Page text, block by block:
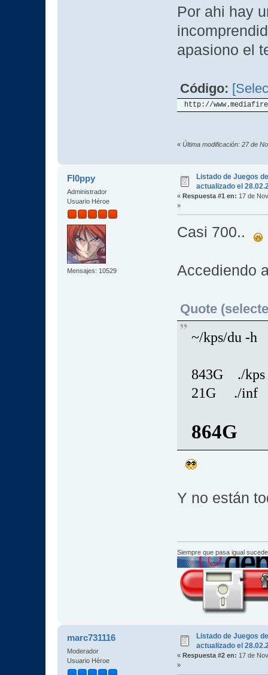
Por ahi hay
apasiono el
Código:
http://
« Última modificación: 27 de
Fl0ppy
Administrador
Usuario Héroe
Mensajes: 10529
Listado de Juegos
actualizado el
« Respuesta #1 en: 17 de
»
Casi 700..
Accediendo
Quote
~/kps/du -h
843G ./kps
21G ./inf
864G
Y no están
Siempre que pasa igual
marc731116
Moderador
Usuario Héroe
Listado de Juegos
actualizado el
« Respuesta #2 en: 17 de
»